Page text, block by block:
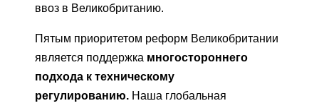
ввоз в Великобританию.
Пятым приоритетом реформ Великобритании
является поддержка многостороннего
подхода к техническому
регулированию. Наша глобальная